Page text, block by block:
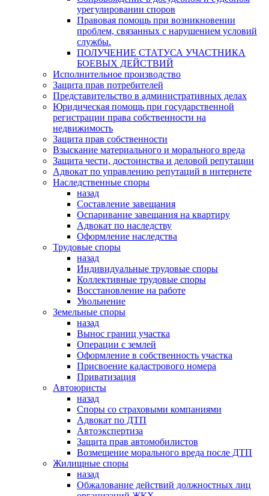
урегулировании споров
Правовая помощь при возникновении
проблем, связанных с нарушением условий
службы.
ПОЛУЧЕНИЕ СТАТУСА УЧАСТНИКА
БОЕВЫХ ДЕЙСТВИЙ
Исполнительное производство
Защита прав потребителей
Представительство в административных делах
Юридическая помощь при государственной
регистрации права собственности на
недвижимость
Защита прав собственности
Взыскание материального и морального вреда
Защита чести, достоинства и деловой репутации
Адвокат по управлению репутаций в интернете
Наследственные споры
назад
Составление завещания
Оспаривание завещания на квартиру
Адвокат по наследству
Оформление наследства
Трудовые споры
назад
Индивидуальные трудовые споры
Коллективные трудовые споры
Восстановление на работе
Увольнение
Земельные споры
назад
Вынос границ участка
Операции с землей
Оформление в собственность участка
Присвоение кадастрового номера
Приватизация
Автоюристы
назад
Споры со страховыми компаниями
Адвокат по ДТП
Автоэкспертиза
Защита прав автомобилистов
Возмещение морального вреда после ДТП
Жилищные споры
назад
Обжалование действий должностных лиц